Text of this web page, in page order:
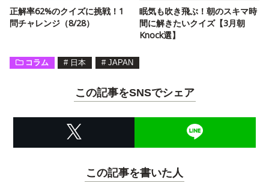
正解率62%のクイズに挑戦！1
問チャレンジ（8/28）
眠気も吹き飛ぶ！朝のスキマ時
間に解きたいクイズ【3月朝
Knock選】
コラム # 日本 # JAPAN
この記事をSNSでシェア
この記事を書いた人